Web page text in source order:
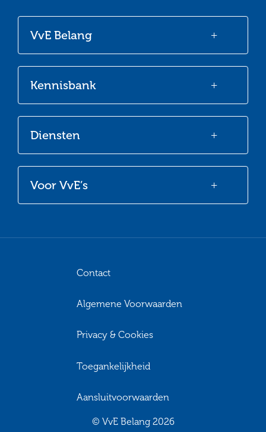
Voor VvE’s
Diensten
Kennisbank
VvE Belang
Facebook
© VvE Belang 2026
Contact
Algemene Voorwaarden
Privacy & Cookies
Toegankelijkheid
Aansluitvoorwaarden